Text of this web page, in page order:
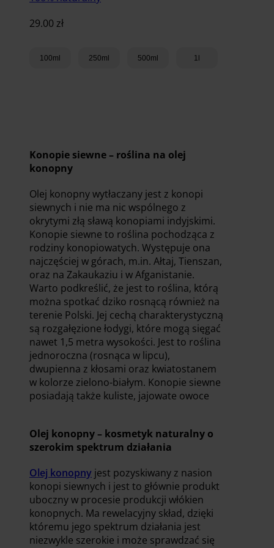
29.00 zł
100ml 250ml 500ml 1l
Konopie siewne – roślina na olej
konopny
Olej konopny wytłaczany jest z konopi
siewnych i nie ma nic wspólnego z
okrytymi złą sławą konopiami indyjskimi.
Konopie siewne to roślina pochodząca z
rodziny konopiowatych. Występuje ona
najczęściej w górach, m.in. Ałtaj, Tienszan,
oraz na Zakaukaziu i w Afganistanie.
Warto podkreślić, że jest to roślina, którą
można spotkać dziko rosnącą również na
terenie Polski. Jej cechą charakterystyczną
są rozgałęzione łodygi, które mogą sięgać
nawet 1,5 metra wysokości. Jest to roślina
jednoroczna (rosnąca w lipcu),
dwupienna z kłosami oraz kwiatostanem
w kolorze zielono-białym. Konopie siewne
posiadają także kuliste, jajowate owoce
Olej konopny – kosmetyk naturalny o
szerokim spektrum działania
Olej konopny jest pozyskiwany z nasion
konopi siewnych i jest to głównie produkt
uboczny w procesie produkcji włókien
konopnych. Ma rewelacyjny skład, dzięki
któremu jego spektrum działania jest
niezwykle szerokie i może sprawdzać się